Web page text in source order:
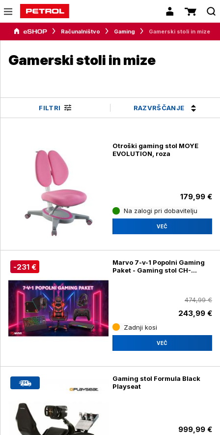
Računalništvo Gaming Gamerski stoli in mize
Gamerski stoli in mize
FILTRI RAZVRŠČANJE
Otroški gaming stol MOYE
EVOLUTION, roza
179,99 €
Na zalogi pri dobavitelju
VEČ
-231 €
Marvo 7-v-1 Popolni Gaming
Paket - Gaming stol CH-
474,99 €
243,99 €
Zadnji kosi
VEČ
Gaming stol Formula Black
Playseat
999,99 €